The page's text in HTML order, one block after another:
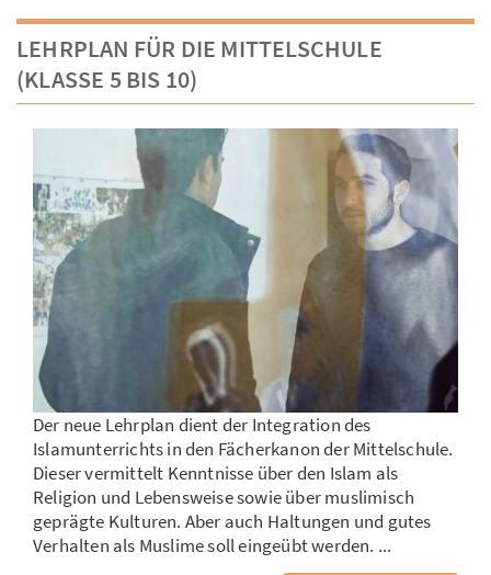
LEHRPLAN FÜR DIE MITTELSCHULE
(KLASSE 5 BIS 10)
Der neue Lehrplan dient der Integration des
Islamunterrichts in den Fächerkanon der Mittelschule.
Dieser vermittelt Kenntnisse über den Islam als
Religion und Lebensweise sowie über muslimisch
geprägte Kulturen. Aber auch Haltungen und gutes
Verhalten als Muslime soll eingeübt werden. ...